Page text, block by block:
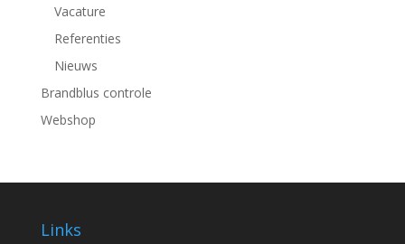
Vacature
Referenties
Nieuws
Brandblus controle
Webshop
Links